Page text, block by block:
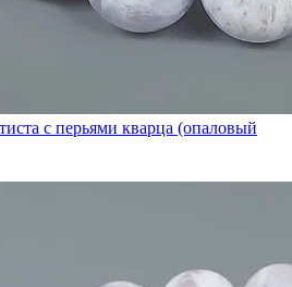
с перьями кварца (опаловый